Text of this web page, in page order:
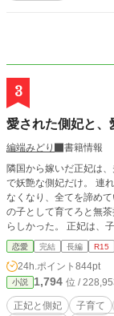
3
愛された側妃と、
編端みどり
書籍情報
隣国から嫁いだ正妃は、夫に全く相
で妖艶な側妃だけ。 連れて来た使用人はいつの間にか入れ替えられ、味方がい
なくなり、全てを諦め
の子として育てろと無
らしかった。 正妃は、子育てを通じて強く逞しくなり、夫を切り捨てると決め
た。 ※カクヨムさんにも掲載中 ※ 『※』があるところは、血の流れるシーンが
あります ※センシティ
です。このような考え
指摘下さい。
恋愛 完結 長編 R15
24h.ポイント 844pt
小説 1,794 位 /
正妃と側妃 子育て